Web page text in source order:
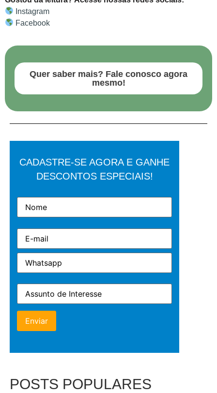
Instagram
Facebook
Quer saber mais? Fale conosco agora
mesmo!
CADASTRE-SE AGORA E GANHE
DESCONTOS ESPECIAIS!
POSTS POPULARES